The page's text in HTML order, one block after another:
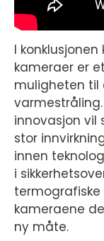
I
kameraer er
muligheten til
innovasjon vil
stor
innen
i
termografiske
kameraene
ny måte.